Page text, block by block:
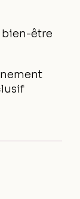
bien-être